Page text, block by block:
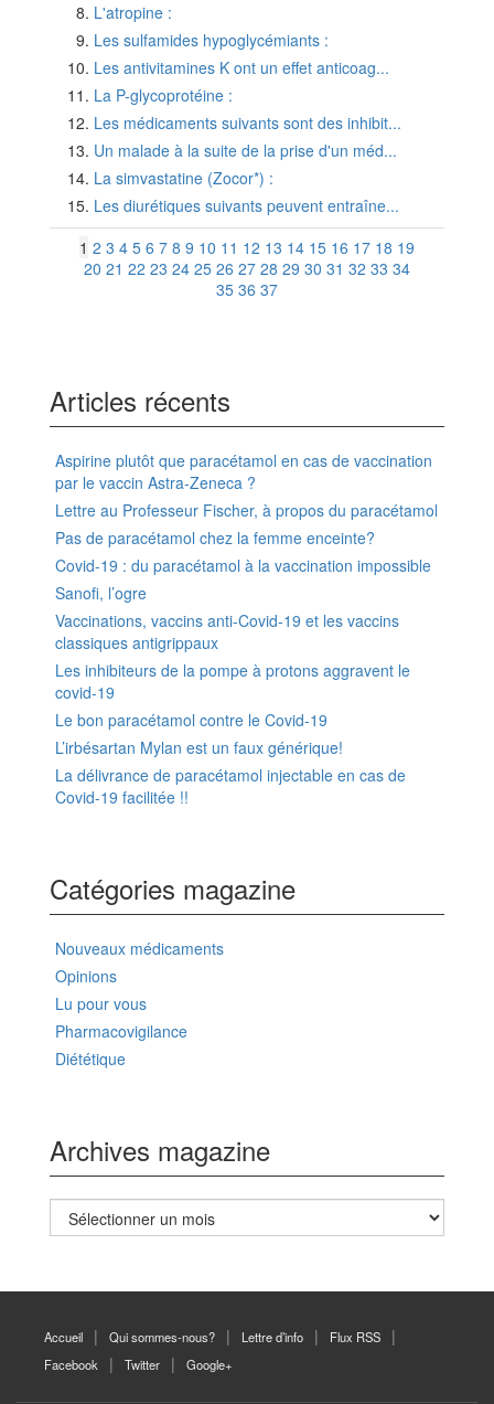
L'atropine :
Les sulfamides hypoglycémiants :
Les antivitamines K ont un effet anticoag...
La P-glycoprotéine :
Les médicaments suivants sont des inhibit...
Un malade à la suite de la prise d'un méd...
La simvastatine (Zocor*) :
Les diurétiques suivants peuvent entraîne...
1 2 3 4 5 6 7 8 9 10 11 12 13 14 15 16 17 18 19
20 21 22 23 24 25 26 27 28 29 30 31 32 33 34
35 36 37
Articles récents
Aspirine plutôt que paracétamol en cas de vaccination
par le vaccin Astra-Zeneca ?
Lettre au Professeur Fischer, à propos du paracétamol
Pas de paracétamol chez la femme enceinte?
Covid-19 : du paracétamol à la vaccination impossible
Sanofi, l’ogre
Vaccinations, vaccins anti-Covid-19 et les vaccins
classiques antigrippaux
Les inhibiteurs de la pompe à protons aggravent le
covid-19
Le bon paracétamol contre le Covid-19
L’irbésartan Mylan est un faux générique!
La délivrance de paracétamol injectable en cas de
Covid-19 facilitée !!
Catégories magazine
Nouveaux médicaments
Opinions
Lu pour vous
Pharmacovigilance
Diététique
Archives magazine
Archives
magazine
Accueil Qui sommes-nous? Lettre d’info
Flux RSS
Facebook
Twitter Google+